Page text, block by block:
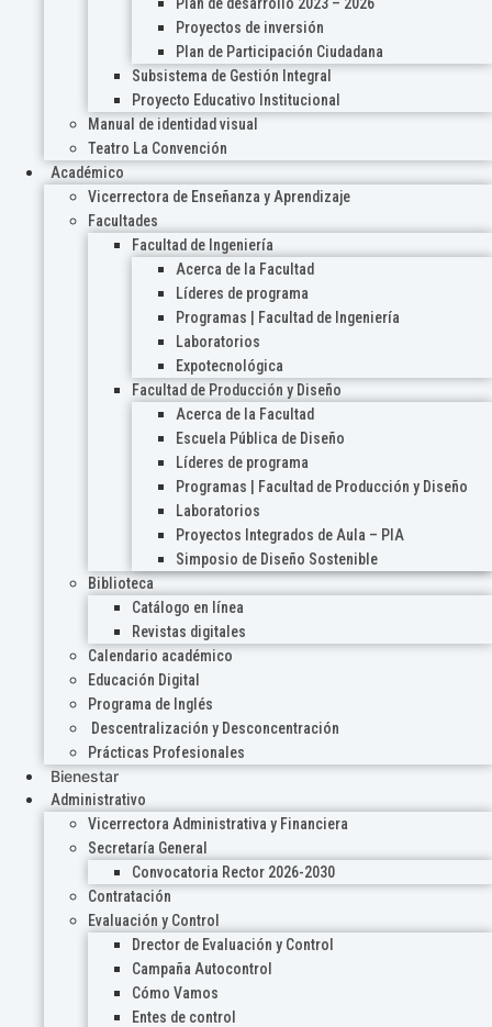
Plan de desarrollo 2023 – 2026
Proyectos de inversión
Plan de Participación Ciudadana
Subsistema de Gestión Integral
Proyecto Educativo Institucional
Manual de identidad visual
Teatro La Convención
Académico
Vicerrectora de Enseñanza y Aprendizaje
Facultades
Facultad de Ingeniería
Acerca de la Facultad
Líderes de programa
Programas | Facultad de Ingeniería
Laboratorios
Expotecnológica
Facultad de Producción y Diseño
Acerca de la Facultad
Escuela Pública de Diseño
Líderes de programa
Programas | Facultad de Producción y Diseño
Laboratorios
Proyectos Integrados de Aula – PIA
Simposio de Diseño Sostenible
Biblioteca
Catálogo en línea
Revistas digitales
Calendario académico
Educación Digital
Programa de Inglés
Descentralización y Desconcentración
Prácticas Profesionales
Bienestar
Administrativo
Vicerrectora Administrativa y Financiera
Secretaría General
Convocatoria Rector 2026-2030
Contratación
Evaluación y Control
Drector de Evaluación y Control
Campaña Autocontrol
Cómo Vamos
Entes de control